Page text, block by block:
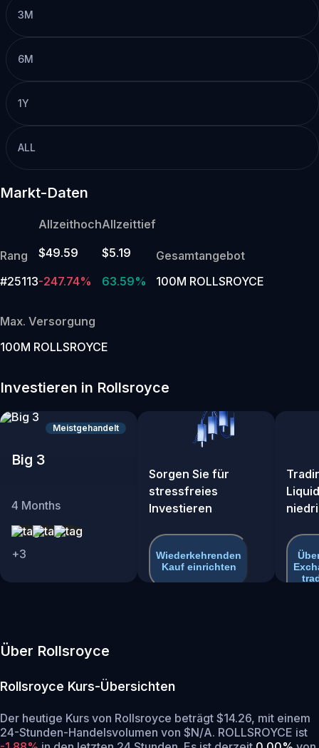
3M
6M
1Y
ALL
Markt-Daten
Rang
#25113
Allzeithoch
$49.59
-247.74%
Allzeittief
$5.19
63.59%
Gesamtangebot
100M ROLLSROYCE
Max. Versorgung
100M ROLLSROYCE
Investieren in Rollsroyce
Meistgehandelt
Big 3
4 Months
+3
Sorgen Sie für
stressfreies
Investieren
Wiederkehrenden
Kauf einrichten
Über Rollsroyce
Rollsroyce Kurs-Übersichten
Der heutige Kurs von Rollsroyce beträgt $14.26, mit einem
24-Stunden-Handelsvolumen von $N/A. ROLLSROYCE ist